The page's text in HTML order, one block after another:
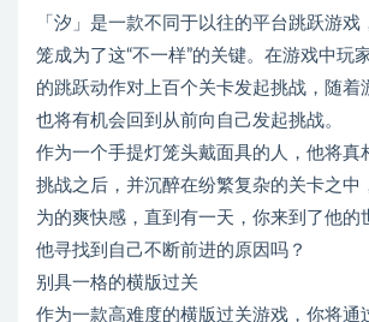
「汐」是一款不同于以往的平台跳跃游戏
笼成为了这“不一样”的关键。在游戏中玩
的跳跃动作对上百个关卡发起挑战，随着
也将有机会回到从前向自己发起挑战。
作为一个手提灯笼头戴面具的人，他将真
挑战之后，并沉醉在纷繁复杂的关卡之中
为的爽快感，直到有一天，你来到了他的
他寻找到自己不断前进的原因吗？
别具一格的横版过关
作为一款高难度的横版过关游戏，你将通